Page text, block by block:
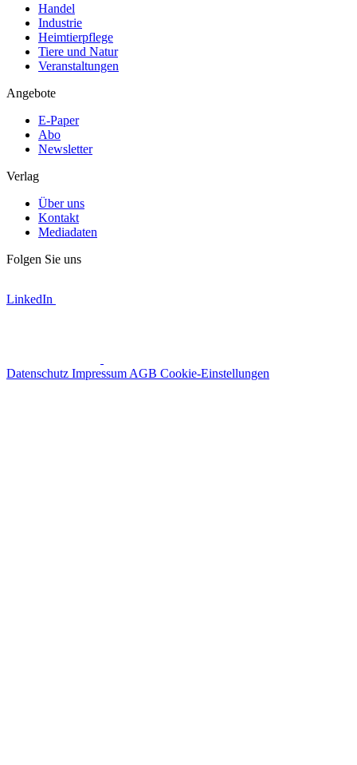
Handel
Industrie
Heimtierpflege
Tiere und Natur
Veranstaltungen
Angebote
E-Paper
Abo
Newsletter
Verlag
Über uns
Kontakt
Mediadaten
Folgen Sie uns
LinkedIn
Datenschutz Impressum AGB Cookie-Einstellungen